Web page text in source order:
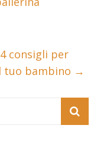
consigli per
tuo bambino →